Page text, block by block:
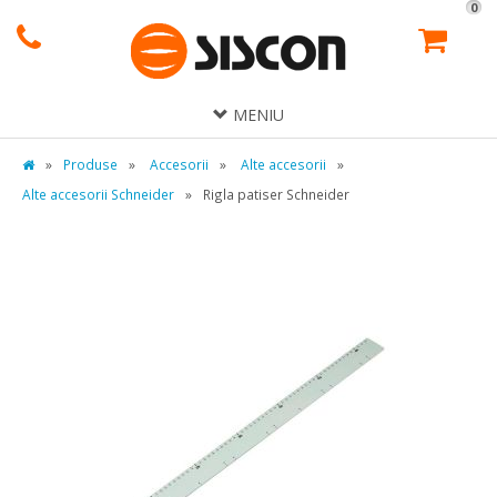
0
MENIU
» Produse » Accesorii » Alte accesorii
»
Alte accesorii Schneider
» Rigla patiser Schneider